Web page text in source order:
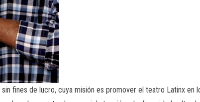
fines de lucro, cuya misión es promover el teatro Latinx en